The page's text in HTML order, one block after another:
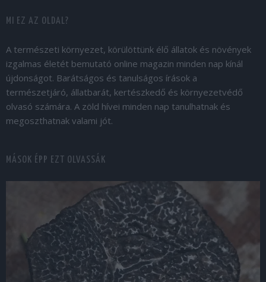
MI EZ AZ OLDAL?
A természeti környezet, körülöttünk élő állatok és növények
izgalmas életét bemutató online magazin minden nap kínál
újdonságot. Barátságos és tanulságos írások a
természetjáró, állatbarát, kertészkedő és környezetvédő
olvasó számára. A zöld hívei minden nap tanulhatnak és
megoszthatnak valami jót.
MÁSOK ÉPP EZT OLVASSÁK